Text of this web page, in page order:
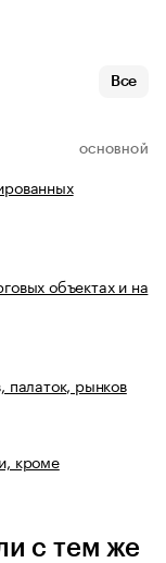
Все
ОСНОВНОЙ
объектах и на
палаток, рынков
кроме
с тем же